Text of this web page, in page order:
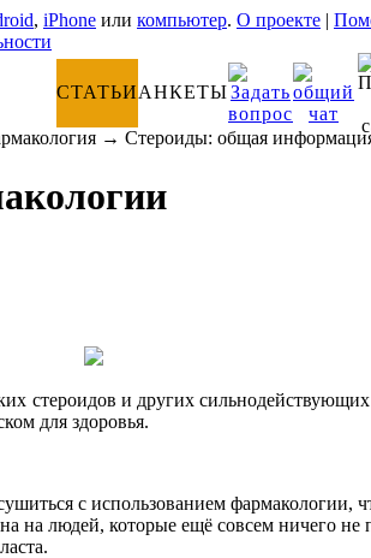
, iPhone или компьютер. О проекте |
СТАТЬИАНКЕТЫ
→ Стероиды: общая
стероидов и других
для здоровья.
с использованием
на людей, которые ещё совсем ничего